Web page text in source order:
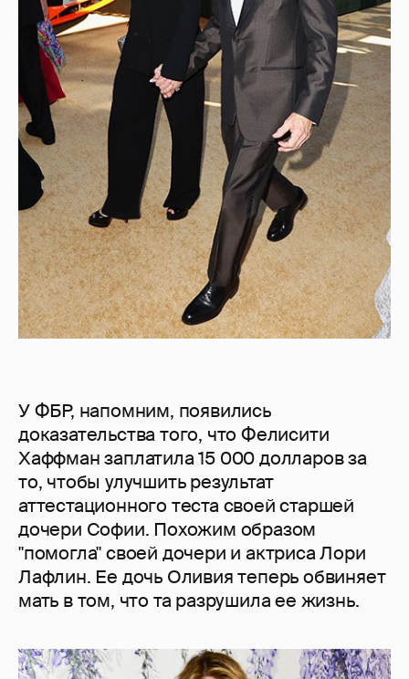
У ФБР, напомним, появились
доказательства того, что Фелисити
Хаффман заплатила 15 000 долларов за
то, чтобы улучшить результат
аттестационного теста своей старшей
дочери Софии. Похожим образом
"помогла" своей дочери и актриса Лори
Лафлин. Ее дочь Оливия теперь обвиняет
мать в том, что та разрушила ее жизнь.